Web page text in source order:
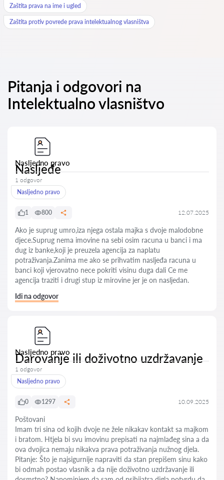
Zaštita prava na ime i ugled
Zaštita protiv povrede prava intelektualnog vlasništva
Pitanja i odgovori na
Intelektualno vlasništvo
Nasljedno pravo
Nasljeđe
1 odgovor
Nasljedno pravo
1 800 12.07.2025
Ako je suprug umro,iza njega ostala majka s dvoje malodobne
djece.Suprug nema imovine na sebi osim racuna u banci i ma
dug iz banke,koji je preuzela agencija za naplatu
potraživanja.Zanima me ako se prihvatim nasljeđa racuna u
banci koji vjerovatno nece pokriti visinu duga dali Ce me
agencija traziti i drugi stup iz mirovine jer je on nasljedan.
Idi na odgovor
Nasljedno pravo
Darovanje ili doživotno uzdržavanje
1 odgovor
Nasljedno pravo
0 1297 10.09.2025
Poštovani
Imam tri sina od kojih dvoje ne žele nikakav kontakt sa majkom
i bratom. Htjela bi svu imovinu prepisati na najmlađeg sina a da
ova dvojica nemaju nikakva prava potraživanja nužnog djela.
Pitanje: Što je najsigurnije napraviti da stan prepišem sinu kako
bi odmah postao vlasnik a da nije doživotno uzdržavanje ili